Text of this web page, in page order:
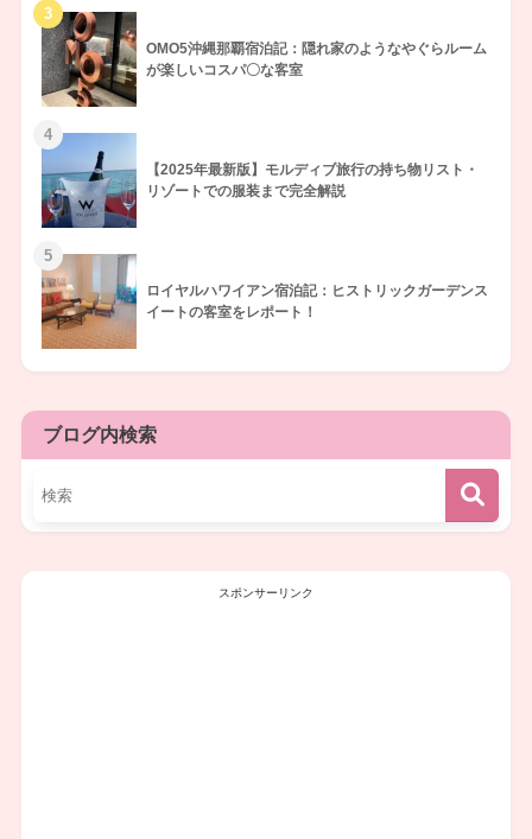
OMO5沖縄那覇宿泊記：隠れ家のようなやぐらルーム
が楽しいコスパ〇な客室
【2025年最新版】モルディブ旅行の持ち物リスト・
リゾートでの服装まで完全解説
ロイヤルハワイアン宿泊記：ヒストリックガーデンス
イートの客室をレポート！
ブログ内検索
スポンサーリンク